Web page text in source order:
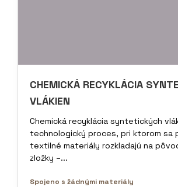
CHEMICKÁ RECYKLÁCIA
VLÁKIEN
Chemická recyklácia syntetických
technologický proces, pri ktorom sa
textilné materiály rozkladajú na
zložky –...
Spojeno s žádnými materiály